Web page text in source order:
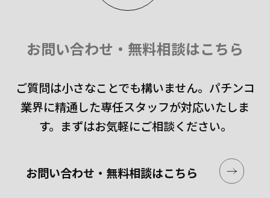
お問い合わせ・無料相談はこちら
ご質問は小さなことでも構いません。 パチンコ
業界に精通した専任スタッフが対応いたしま
す。 まずはお気軽にご相談ください。
お問い合わせ・無料相談はこちら